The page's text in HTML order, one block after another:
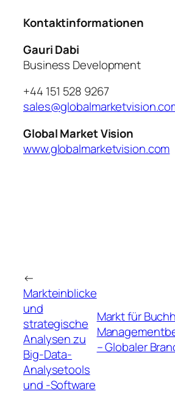
Kontaktinformationen
Gauri Dabi
Business Development
+44 151 528 9267
Global Market Vision
www.globalmarketvision.com
←
Markteinblicke
und
strategische
Analysen zu
Big-Data-
Analysetools
und -Software
Markt für
– Globaler